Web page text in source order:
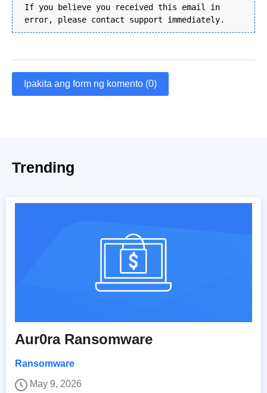
If you believe you received this email in
error, please contact support immediately.
Ipakita ang form ng komento (0)
Trending
Aur0ra Ransomware
Ransomware
May 9, 2026